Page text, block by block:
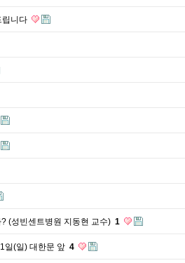
립니다
(성빈센트병원 지동현 교수) 1
일(일) 대한문 앞 4